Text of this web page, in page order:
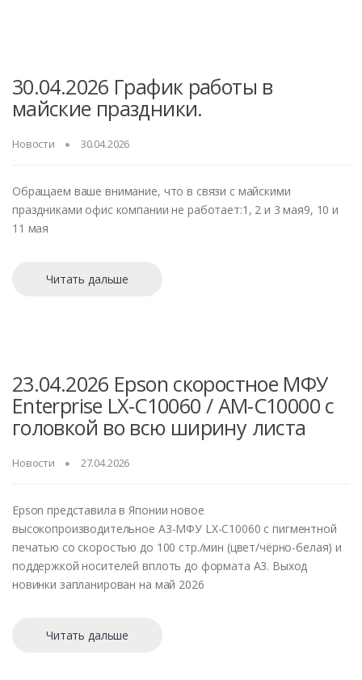
30.04.2026 График работы в
майские праздники.
Новости 30.04.2026
Обращаем ваше внимание, что в связи с майскими
праздниками офис компании не работает:1, 2 и 3 мая9, 10 и
11 мая
Читать дальше
23.04.2026 Epson скоростное МФУ
Enterprise LX-C10060 / AM-C10000 с
головкой во всю ширину листа
Новости 27.04.2026
Epson представила в Японии новое
высокопроизводительное A3-МФУ LX-C10060 с пигментной
печатью со скоростью до 100 стр./мин (цвет/чёрно-белая) и
поддержкой носителей вплоть до формата A3. Выход
новинки запланирован на май 2026
Читать дальше